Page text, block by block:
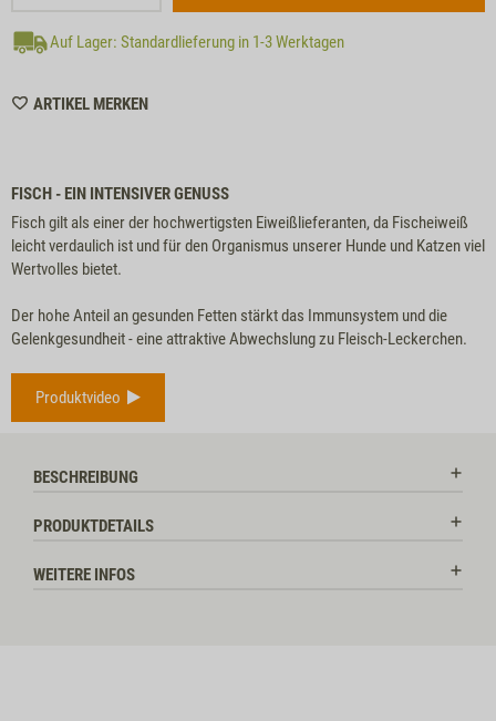
Auf Lager: Standardlieferung in 1-3 Werktagen
ARTIKEL MERKENWISHLIST
FISCH - EIN INTENSIVER GENUSS
Fisch gilt als einer der hochwertigsten Eiweißlieferanten, da Fischeiweiß
leicht verdaulich ist und für den Organismus unserer Hunde und Katzen viel
Wertvolles bietet.
Der hohe Anteil an gesunden Fetten stärkt das Immunsystem und die
Gelenkgesundheit - eine attraktive Abwechslung zu Fleisch-Leckerchen.
Produktvideo
BESCHREIBUNG
PRODUKTDETAILS
WEITERE INFOS